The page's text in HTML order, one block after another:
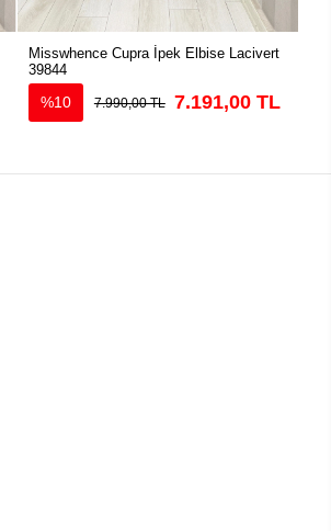
Misswhence Cupra İpek Elbise Lacivert
39844
%10 7.990,00 TL 7.191,00 TL